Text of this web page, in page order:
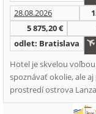
28.08.2026
5 875,20 €
odlet: Bratislava
Hotel je skvelou
spoznávať okolie, ale
prostredí ostrova